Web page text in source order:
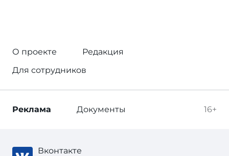
О проекте
Редакция
Для сотрудников
16+
Реклама Документы
Вконтакте